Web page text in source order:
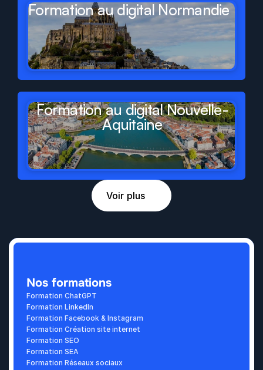
Formation au digital Normandie
Formation au digital Nouvelle-
Aquitaine
Voir plus
Nos formations
Formation ChatGPT
Formation LinkedIn
Formation Facebook & Instagram
Formation Création site internet
Formation SEO
Formation SEA
Formation Réseaux sociaux